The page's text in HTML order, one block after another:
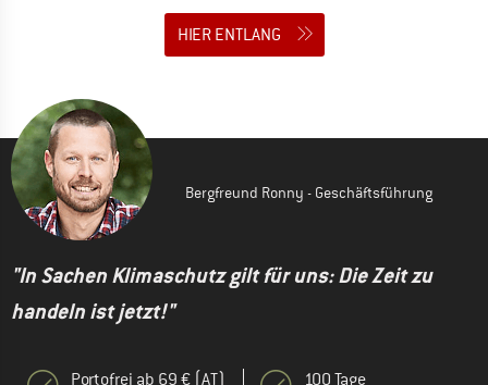
HIER ENTLANG
Bergfreund Ronny - Geschäftsführung
"In Sachen Klimaschutz gilt für uns: Die Zeit zu
handeln ist jetzt!"
Portofrei ab 69 € (AT)
100 Tage